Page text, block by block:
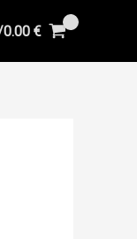
0.00 €